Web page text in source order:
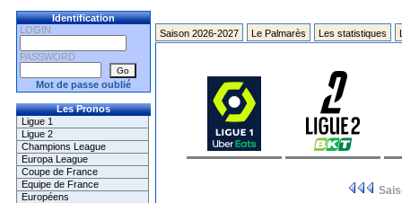
Identification
LOGIN
PASSWORD
Mot de passe oublié
Les Pronos
Ligue 1
Ligue 2
Champions League
Europa League
Coupe de France
Equipe de France
Européens
Saison 2026-2027 Le Palmarès Les statistiques